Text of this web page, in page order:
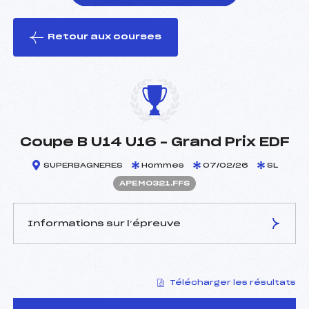
le ski
Retour aux courses
Coupe B U14 U16 – Grand Prix EDF
SUPERBAGNERES Hommes 07/02/26 SL
APEM0321.FFS
Informations sur l’épreuve
CASALOT LAURENT (PE)
Arbitre :
ROGER THOMAS (PE)
Télécharger les résultats